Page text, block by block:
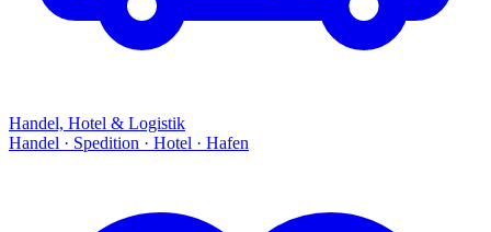
Handel, Hotel & Logistik
Handel · Spedition · Hotel · Hafen